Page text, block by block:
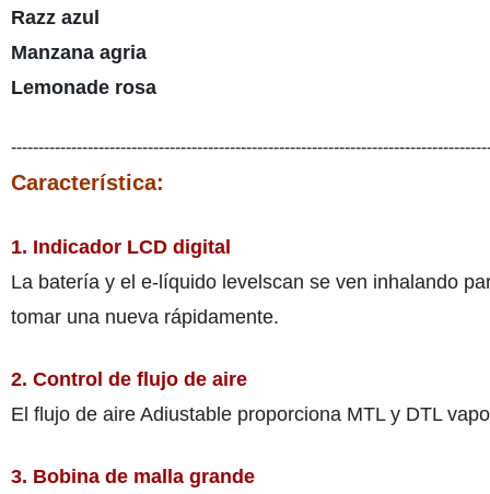
Razz azul
Manzana agria
Lemonade rosa
Característica:
1. Indicador LCD digital
La batería y el e-líquido levelscan se ven inhalando
tomar una nueva rápidamente.
2. Control de flujo de aire
El flujo de aire Adiustable proporciona MTL y DTL
3. Bobina de malla grande